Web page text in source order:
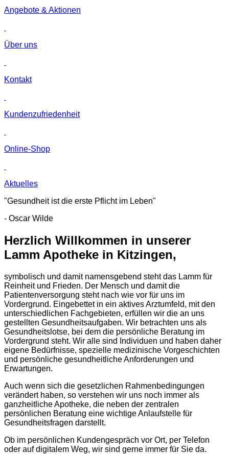
Angebote & Aktionen
Über uns
Kontakt
Kunden­zufriedenheit
Online-Shop
Aktuelles
"Gesundheit ist die erste Pflicht im Leben"
- Oscar Wilde
Herzlich Willkommen in unserer
Lamm Apotheke in Kitzingen,
symbolisch und damit namensgebend steht das Lamm für
Reinheit und Frieden. Der Mensch und damit die
Patientenversorgung steht nach wie vor für uns im
Vordergrund. Eingebettet in ein aktives Arztumfeld, mit den
unterschiedlichen Fachgebieten, erfüllen wir die an uns
gestellten Gesundheitsaufgaben. Wir betrachten uns als
Gesundheitslotse, bei dem die persönliche Beratung im
Vordergrund steht. Wir alle sind Individuen und haben daher
eigene Bedürfnisse, spezielle medizinische Vorgeschichten
und persönliche gesundheitliche Anforderungen und
Erwartungen.
Auch wenn sich die gesetzlichen Rahmenbedingungen
verändert haben, so verstehen wir uns noch immer als
ganzheitliche Apotheke, die neben der zentralen
persönlichen Beratung eine wichtige Anlaufstelle für
Gesundheitsfragen darstellt.
Ob im persönlichen Kundengespräch vor Ort, per Telefon
oder auf digitalem Weg, wir sind gerne immer für Sie da.